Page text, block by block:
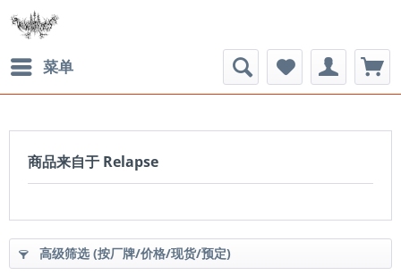
菜单
商品来自于 Relapse
高级筛选 (按厂牌/价格/现货/预定)